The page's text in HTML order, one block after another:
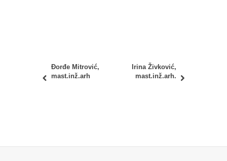
Đorđe Mitrović,
mast.inž.arh
Irina Živković,
mast.inž.arh.